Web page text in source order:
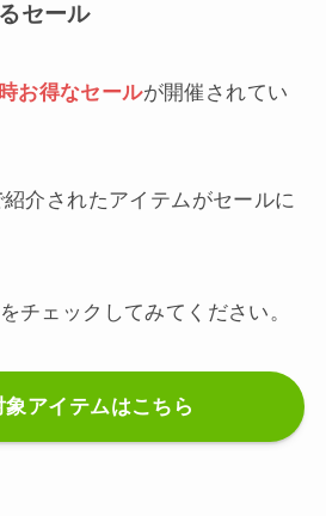
セール
お得なセールが開催されてい
介されたアイテムがセールに
チェックしてみてください。
象アイテムはこちら